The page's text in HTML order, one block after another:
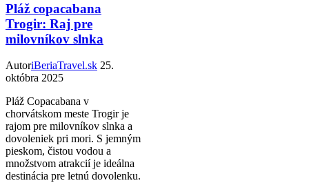
Pláž copacabana
Trogir: Raj pre
milovníkov slnka
AutoriBeriaTravel.sk 25.
októbra 2025
Pláž Copacabana v
chorvátskom meste Trogir je
rajom pre milovníkov slnka a
dovoleniek pri mori. S jemným
pieskom, čistou vodou a
množstvom atrakcií je ideálna
destinácia pre letnú dovolenku.